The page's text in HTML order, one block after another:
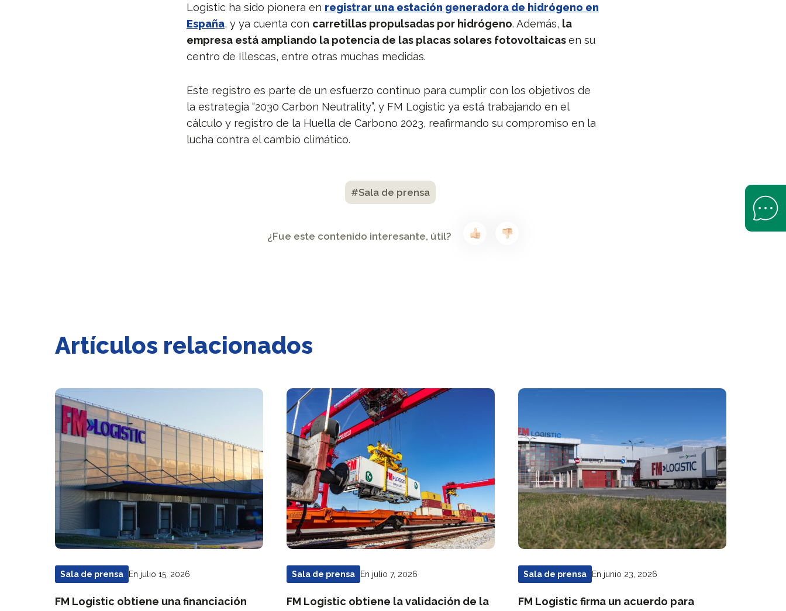
Logistic ha sido pionera en registrar una estación generadora de hidrógeno en
España, y ya cuenta con carretillas propulsadas por hidrógeno. Además, la
empresa está ampliando la potencia de las placas solares fotovoltaicasen su
centro de Illescas, entre otras muchas medidas.
Este registro es parte de un esfuerzo continuo para cumplir con los objetivos de
la estrategia “2030 Carbon Neutrality”, y FM Logistic ya está trabajando en el
cálculo y registro de la Huella de Carbono 2023, reafirmando su compromiso en la
lucha contra el cambio climático.
#Sala de prensa
¿Fue este contenido interesante, útil?
Artículos relacionados
Sala de prensa En julio 15, 2026
FM Logistic obtiene una financiación
Sala de prensa En julio 7, 2026
FM Logistic obtiene la validación de la
Sala de prensa En junio 23, 2026
FM Logistic firma un acuerdo para
Open